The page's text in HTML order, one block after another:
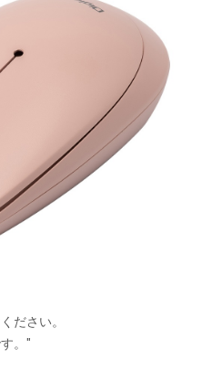
に挿すだけでご使用いただけ
納することができます。
ださい。
。"